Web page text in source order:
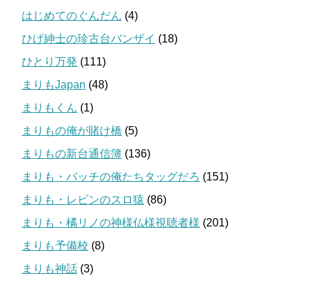
はじめてのぐんだん (4)
ひげ紳士の珍古台バンザイ (18)
ひとり万発 (111)
まりもJapan (48)
まりもくん (1)
まりもの俺が賭け橋 (5)
まりもの新台通信簿 (136)
まりも・バッチの俺たちタッグだろ (151)
まりも・レビンのスロ猿 (86)
まりも・橘リノの神様仏様視聴者様 (201)
まりも予備校 (8)
まりも神話 (3)